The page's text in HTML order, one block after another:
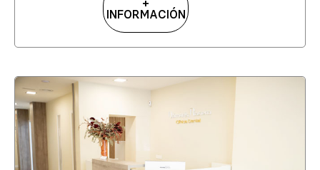
+
INFORMACIÓN